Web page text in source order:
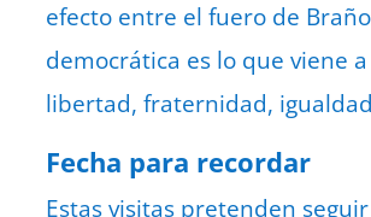
efecto entre el fuero de
democrática es lo que viene
libertad, fraternidad,
Fecha para recordar
Estas visitas pretenden